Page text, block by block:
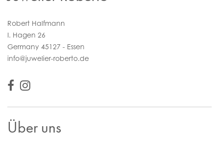
Robert Halfmann
I. Hagen 26
Germany 45127 - Essen
info@juwelier-roberto.de
Über uns